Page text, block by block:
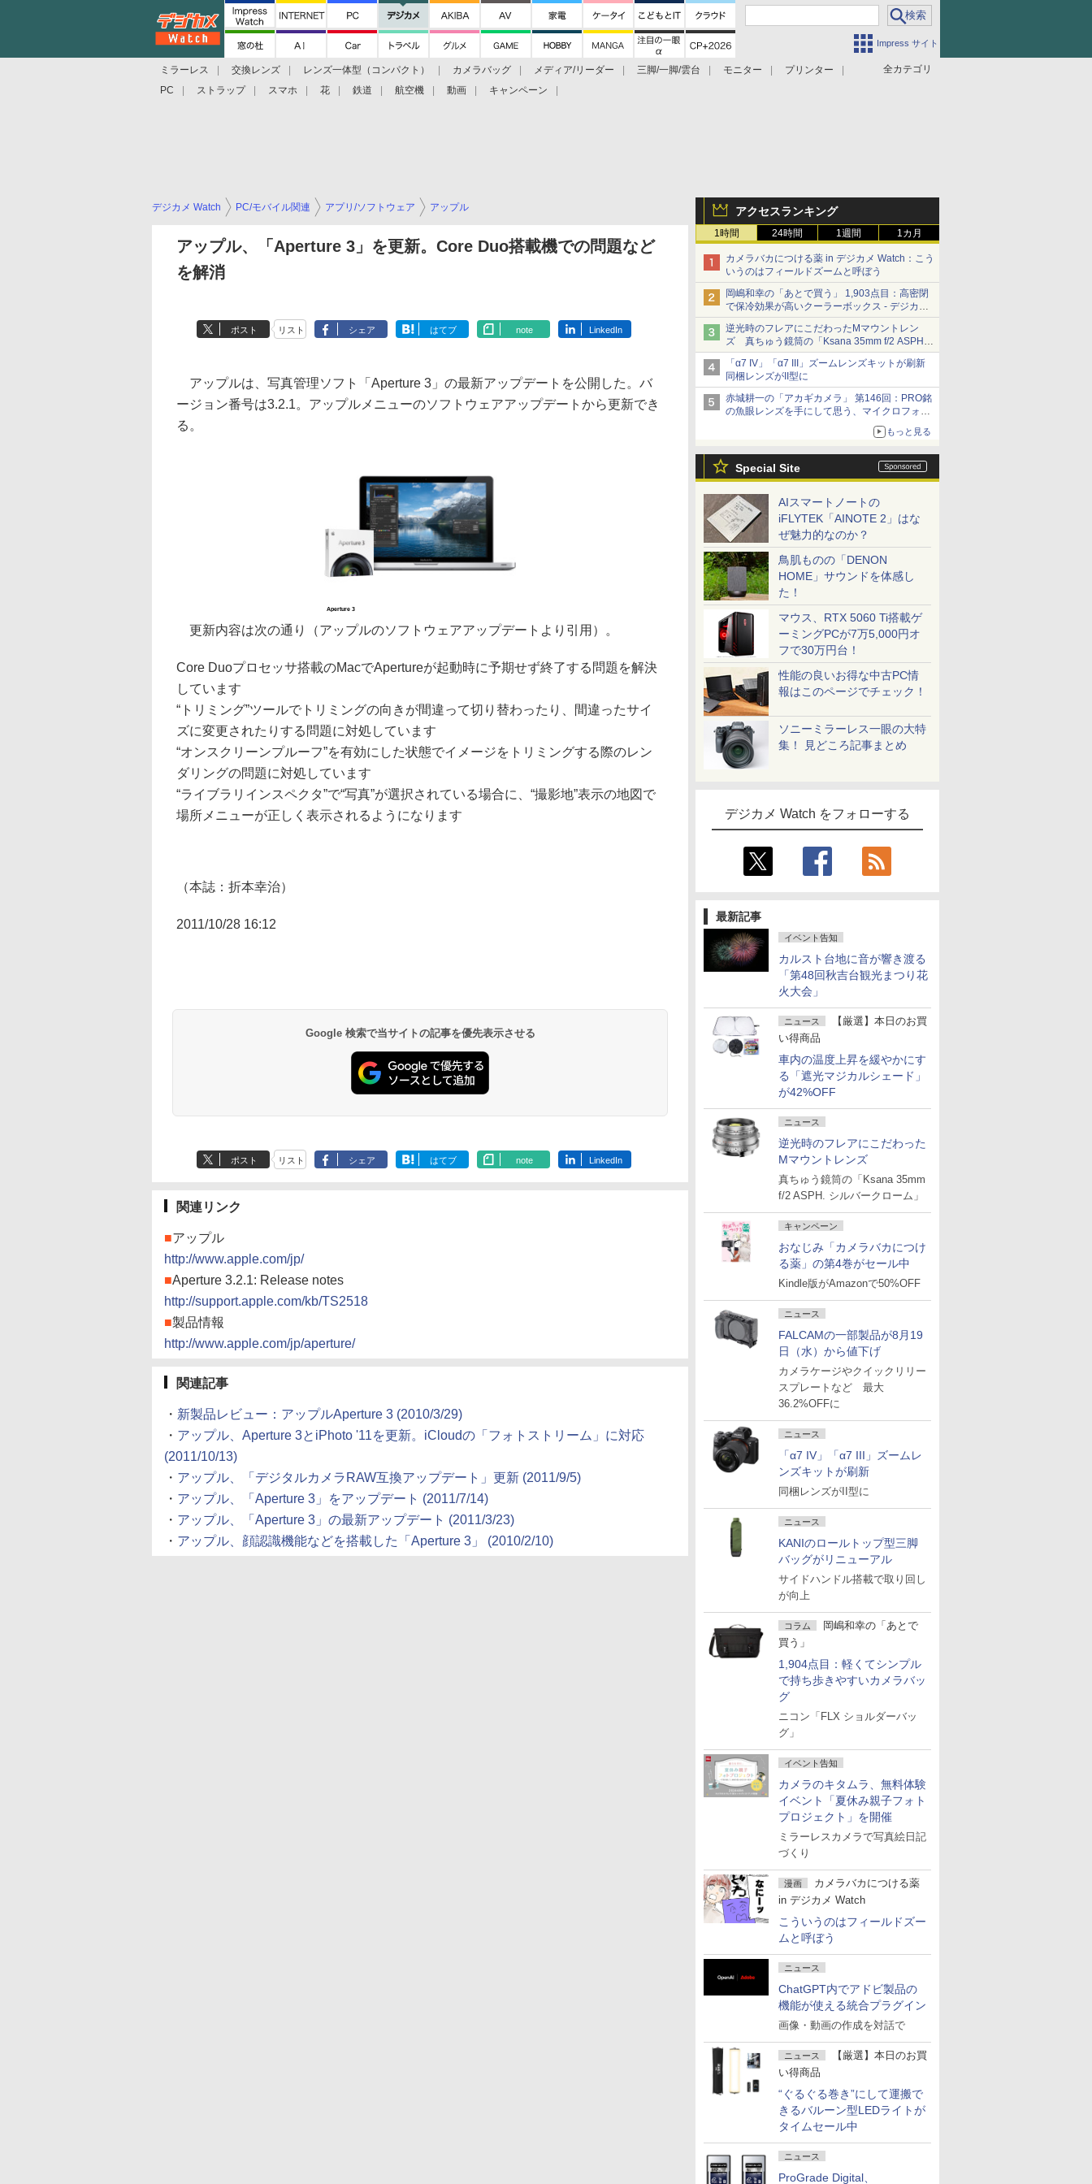
Impress サイト
全カテゴリ
ミラーレス 交換レンズ レンズ一体型（コンパクト） カメラバッグ メディア/リーダー 三脚/一脚/雲台 モニター
プリンター
PC
ストラップ スマホ 花 鉄道 航空機 動画 キャンペーン
アクセスランキング
1時間 24時間 1週間 1カ月
カメラバカにつける薬 in デジカメ Watch：こう
いうのはフィールドズームと呼ぼう
岡嶋和幸の「あとで買う」 1,903点目：高密閉
で保冷効果が高いクーラーボックス - デジカメ
Watch
逆光時のフレアにこだわったMマウントレン
ズ 真ちゅう鏡筒の「Ksana 35mm f/2 ASPH.
シルバークローム」
「α7 IV」「α7 III」ズームレンズキットが刷新
同梱レンズがII型に
赤城耕一の「アカギカメラ」 第146回：PRO銘
の魚眼レンズを手にして思う、マイクロフォー
もっと見る
Special Site
AIスマートノートの
iFLYTEK「AINOTE 2」はな
ぜ魅力的なのか？
鳥肌ものの「DENON
HOME」サウンドを体感し
た！
マウス、RTX 5060 Ti搭載ゲ
ーミングPCが7万5,000円オ
フで30万円台！
性能の良いお得な中古PC情
報はこのページでチェック！
ソニーミラーレス一眼の大特
集！ 見どころ記事まとめ
デジカメ Watch をフォローする
最新記事
イベント告知
カルスト台地に音が響き渡る
「第48回秋吉台観光まつり花
火大会」
ニュース
【厳選】本日のお買
い得商品
車内の温度上昇を緩やかにす
る「遮光マジカルシェード」
が42%OFF
ニュース
逆光時のフレアにこだわった
Mマウントレンズ
真ちゅう鏡筒の「Ksana 35mm
f/2 ASPH. シルバークローム」
キャンペーン
おなじみ「カメラバカにつけ
る薬」の第4巻がセール中
Kindle版がAmazonで50%OFF
ニュース
FALCAMの一部製品が8月19
日（水）から値下げ
カメラケージやクイックリリー
スプレートなど 最大
36.2%OFFに
ニュース
「α7 IV」「α7 III」ズームレ
ンズキットが刷新
同梱レンズがII型に
ニュース
KANIのロールトップ型三脚
バッグがリニューアル
サイドハンドル搭載で取り回し
が向上
コラム
岡嶋和幸の「あとで
買う」
1,904点目：軽くてシンプル
で持ち歩きやすいカメラバッ
グ
ニコン「FLX ショルダーバッ
グ」
イベント告知
カメラのキタムラ、無料体験
イベント「夏休み親子フォト
プロジェクト」を開催
ミラーレスカメラで写真絵日記
づくり
漫画
カメラバカにつける薬
in デジカメ Watch
こういうのはフィールドズー
ムと呼ぼう
ニュース
ChatGPT内でアドビ製品の
機能が使える統合プラグイン
画像・動画の作成を対話で
ニュース
【厳選】本日のお買
い得商品
“ぐるぐる巻き”にして運搬で
きるバルーン型LEDライトが
タイムセール中
ニュース
ProGrade Digital、
デジカメ Watch PC/モバイル関連 アプリ/ソフトウェア アップル
アップル、「Aperture 3」を更新。Core Duo搭載機での問題など
を解消
ポスト リスト シェア はてブ note LinkedIn
アップルは、写真管理ソフト「Aperture 3」の最新アップデートを公開した。バ
ージョン番号は3.2.1。アップルメニューのソフトウェアアップデートから更新でき
る。
Aperture 3
更新内容は次の通り（アップルのソフトウェアアップデートより引用）。
Core Duoプロセッサ搭載のMacでApertureが起動時に予期せず終了する問題を解決
しています
“トリミング”ツールでトリミングの向きが間違って切り替わったり、間違ったサイ
ズに変更されたりする問題に対処しています
“オンスクリーンプルーフ”を有効にした状態でイメージをトリミングする際のレン
ダリングの問題に対処しています
“ライブラリインスペクタ”で“写真”が選択されている場合に、“撮影地”表示の地図で
場所メニューが正しく表示されるようになります
（本誌：折本幸治）
2011/10/28 16:12
Google 検索で当サイトの記事を優先表示させる
ポスト リスト シェア はてブ note LinkedIn
関連リンク
■アップル
http://www.apple.com/jp/
■Aperture 3.2.1: Release notes
http://support.apple.com/kb/TS2518
■製品情報
http://www.apple.com/jp/aperture/
関連記事
・ 新製品レビュー：アップルAperture 3 (2010/3/29)
・ アップル、Aperture 3とiPhoto '11を更新。iCloudの「フォトストリーム」に対応
(2011/10/13)
・ アップル、「デジタルカメラRAW互換アップデート」更新 (2011/9/5)
・ アップル、「Aperture 3」をアップデート (2011/7/14)
・ アップル、「Aperture 3」の最新アップデート (2011/3/23)
・ アップル、顔認識機能などを搭載した「Aperture 3」 (2010/2/10)